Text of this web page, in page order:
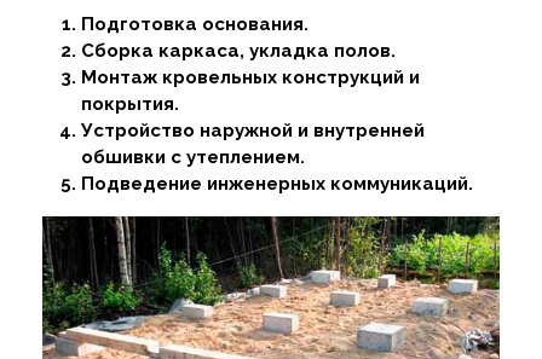
Подготовка основания.
Сборка каркаса, укладка полов.
Монтаж кровельных конструкций и
покрытия.
Устройство наружной и внутренней
обшивки с утеплением.
Подведение инженерных коммуникаций.